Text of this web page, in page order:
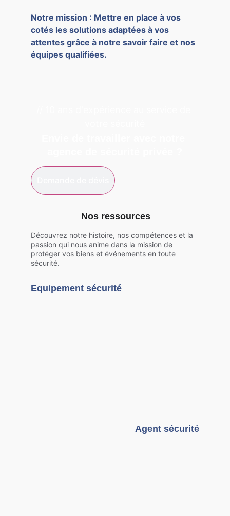
Notre mission : Mettre en place à vos
cotés les solutions adaptées à vos
attentes grâce à notre savoir faire et nos
équipes qualifiées.
Equipement sécurité
Agent sécurité
Nos ressources
Découvrez notre histoire, nos compétences et la
passion qui nous anime dans la mission de
protéger vos biens et événements en toute
sécurité.